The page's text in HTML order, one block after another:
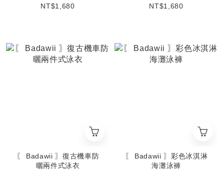
NT$1,680 NT$1,680
〖 Badawii 〗復古機車防
曬兩件式泳衣
〖 Badawii 〗彩色冰淇淋
海灘泳褲